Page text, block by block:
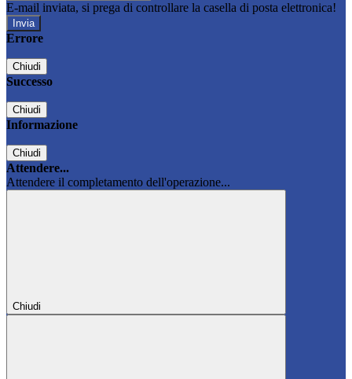
E-mail inviata, si prega di controllare la casella di posta elettronica!
Errore
Chiudi
Successo
Chiudi
Informazione
Chiudi
Attendere...
Attendere il completamento dell'operazione...
Chiudi